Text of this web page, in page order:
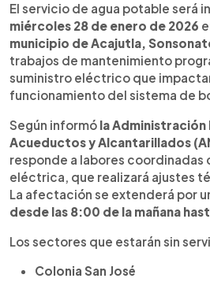
Escuchar artículo
Este miércoles 28 de enero de
suspenderá el servicio de
sectores del municipio de
Oeste, debido a trabajos de
suministro eléctrico. La
a.m. a 4:00 p.m. y afectará la
El Boulevard. El servicio se
vuelva la energía eléctrica. Se
usuarios tomar precauciones.
ANDA habilita el call center
7838-1462. Agradecen la
habitantes de la zona.
El servicio de agua potable será
miércoles 28 de enero de 2026
municipio de Acajutla,
trabajos de mantenimiento
suministro eléctrico que
funcionamiento del sistema de
Según informó la Administración
Acueductos y Alcantarillados
responde a labores coordinadas
eléctrica, que realizará ajustes
La afectación se extenderá por
desde las 8:00 de la mañana
Los sectores que estarán sin
Colonia San José